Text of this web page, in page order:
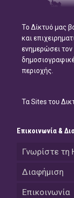
Το Δίκτυό μας
και
ενημερώσει τον
περιοχής.
Τα Sites του
Επικοινωνία &
Γνωρίστε τη
Διαφήμιση
Επικοινωνία